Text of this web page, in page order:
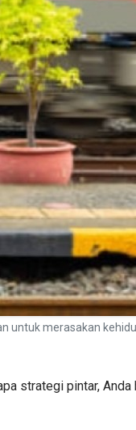
untuk merasakan
strategi pintar,